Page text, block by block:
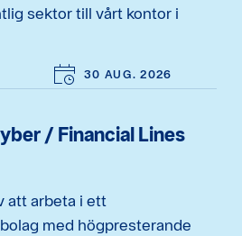
sektor till vårt kontor i
30 AUG. 2026
/ Financial Lines
att arbeta i ett
med högpresterande